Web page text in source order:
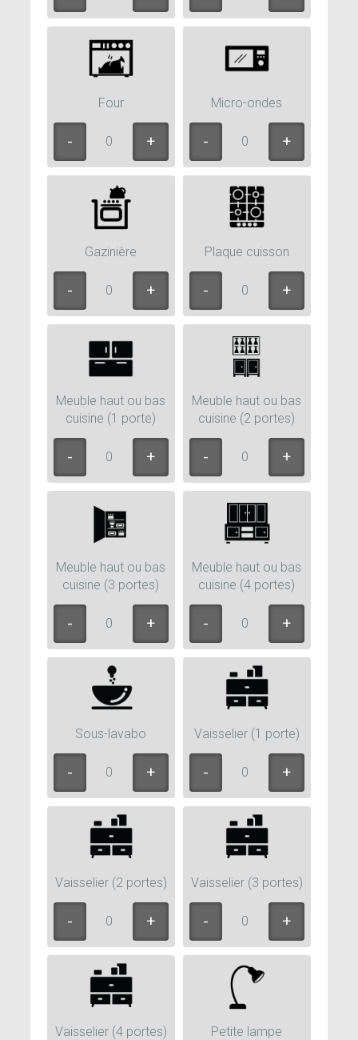
Four
0
Micro-ondes
0
Gazinière
0
Plaque cuisson
0
Meuble haut ou bas
cuisine (1 porte)
0
Meuble haut ou bas
cuisine (2 portes)
0
Meuble haut ou bas
cuisine (3 portes)
0
Meuble haut ou bas
cuisine (4 portes)
0
Sous-lavabo
0
Vaisselier (1 porte)
0
Vaisselier (2 portes)
0
Vaisselier (3 portes)
0
Vaisselier (4 portes) Petite lampe